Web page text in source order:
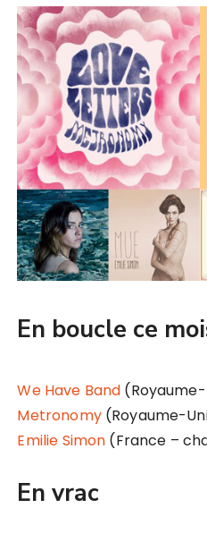
En boucle ce
We Have Band
Metronomy(Royaume-
Emilie Simon (France –
En vrac